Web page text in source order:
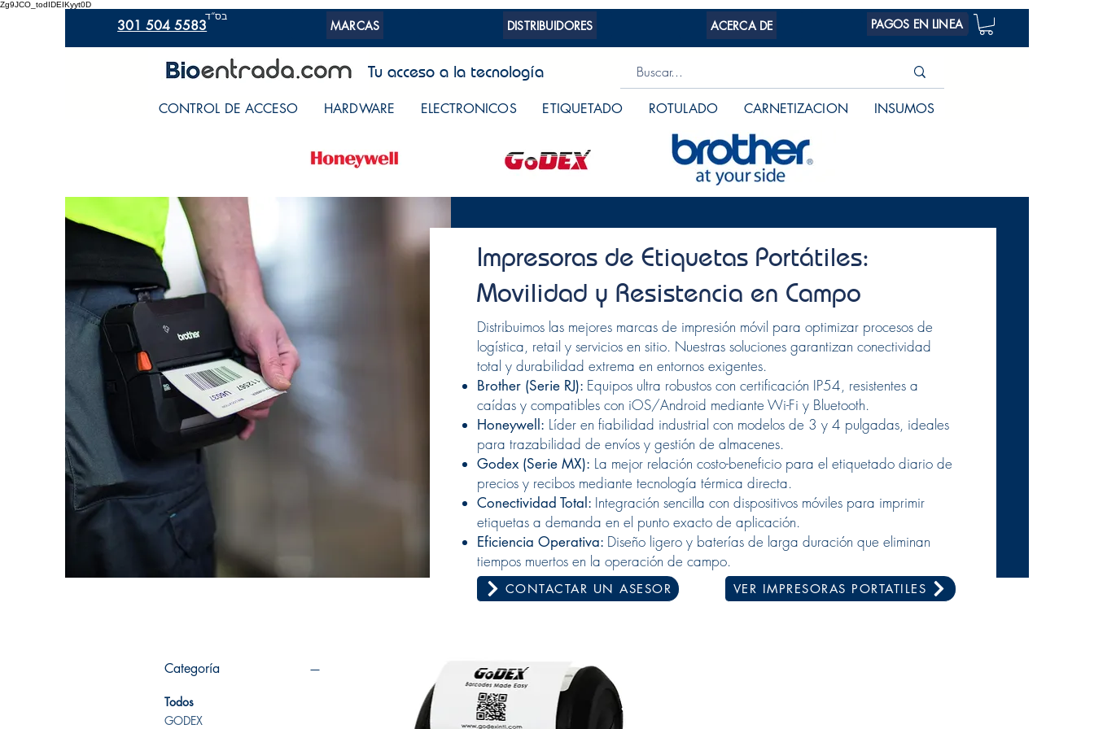
Zg9JCO_todIDEIKyyt0D
301 504 5583
בס“ד
MARCAS DISTRIBUIDORES ACERCA DE PAGOS EN LINEA
Tu acceso a la tecnología
CONTROL DE ACCESO HARDWARE ELECTRONICOS ETIQUETADO ROTULADO CARNETIZACION INSUMOS
Impresoras de Etiquetas Portátiles:
Movilidad y Resistencia en Campo
Distribuimos las mejores marcas de impresión móvil para optimizar procesos de
logística, retail y servicios en sitio. Nuestras soluciones garantizan conectividad
total y durabilidad extrema en entornos exigentes.
Brother (Serie RJ): Equipos ultra robustos con certificación IP54, resistentes a
caídas y compatibles con iOS/Android mediante Wi-Fi y Bluetooth.
Honeywell: Líder en fiabilidad industrial con modelos de 3 y 4 pulgadas, ideales
para trazabilidad de envíos y gestión de almacenes.
Godex (Serie MX): La mejor relación costo-beneficio para el etiquetado diario de
precios y recibos mediante tecnología térmica directa.
Conectividad Total: Integración sencilla con dispositivos móviles para imprimir
etiquetas a demanda en el punto exacto de aplicación.
Eficiencia Operativa: Diseño ligero y baterías de larga duración que eliminan
tiempos muertos en la operación de campo.
CONTACTAR UN ASESOR VER IMPRESORAS PORTATILES
Categoría
Todos
GODEX